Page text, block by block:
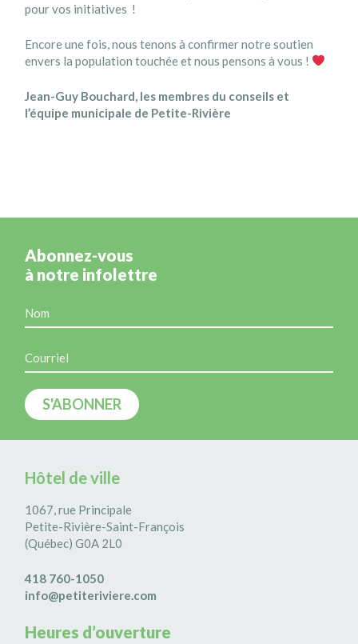
pour vos initiatives !
Encore une fois, nous tenons à confirmer notre soutien
envers la population touchée et nous pensons à vous !
Jean-Guy Bouchard, les membres du conseils et
l’équipe municipale de Petite-Rivière
Abonnez-vous
à notre infolettre
Hôtel de ville
1067, rue Principale
Petite-Rivière-Saint-François
(Québec) G0A 2L0
418 760-1050
info@petiteriviere.com
Heures d’ouverture